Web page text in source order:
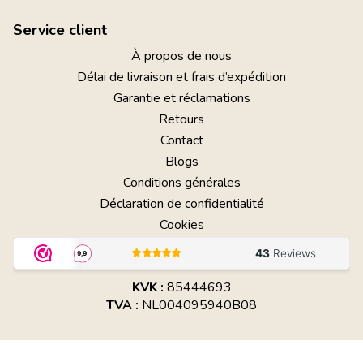
Service client
À propos de nous
Délai de livraison et frais d’expédition
Garantie et réclamations
Retours
Contact
Blogs
Conditions générales
Déclaration de confidentialité
Cookies
KVK : 85444693
TVA : NL004095940B08